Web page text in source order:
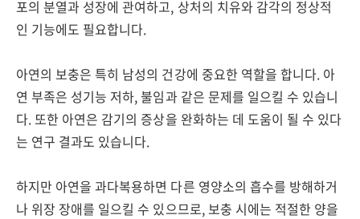
포의 분열과 성장에 관여하고, 상처의 치유와 감각의 정상적
인 기능에도 필요합니다.
아연의 보충은 특히 남성의 건강에 중요한 역할을 합니다. 아
연 부족은 성기능 저하, 불임과 같은 문제를 일으킬 수 있습니
다. 또한 아연은 감기의 증상을 완화하는 데 도움이 될 수 있다
는 연구 결과도 있습니다.
하지만 아연을 과다복용하면 다른 영양소의 흡수를 방해하거
나 위장 장애를 일으킬 수 있으므로, 보충 시에는 적절한 양을